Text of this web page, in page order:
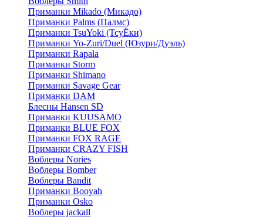
Приманки Mikado (Микадо)
Приманки Palms (Палмс)
Приманки TsuYoki (ТсуЁки)
Приманки Yo-Zuri/Duel (Юзури/Дуэль)
Приманки Rapala
Приманки Storm
Приманки Shimano
Приманки Savage Gear
Приманки DAM
Блесны Hansen SD
Приманки KUUSAMO
Приманки BLUE FOX
Приманки FOX RAGE
Приманки CRAZY FISH
Воблеры Nories
Воблеры Bomber
Воблеры Bandit
Приманки Booyah
Приманки Osko
Воблеры jackall